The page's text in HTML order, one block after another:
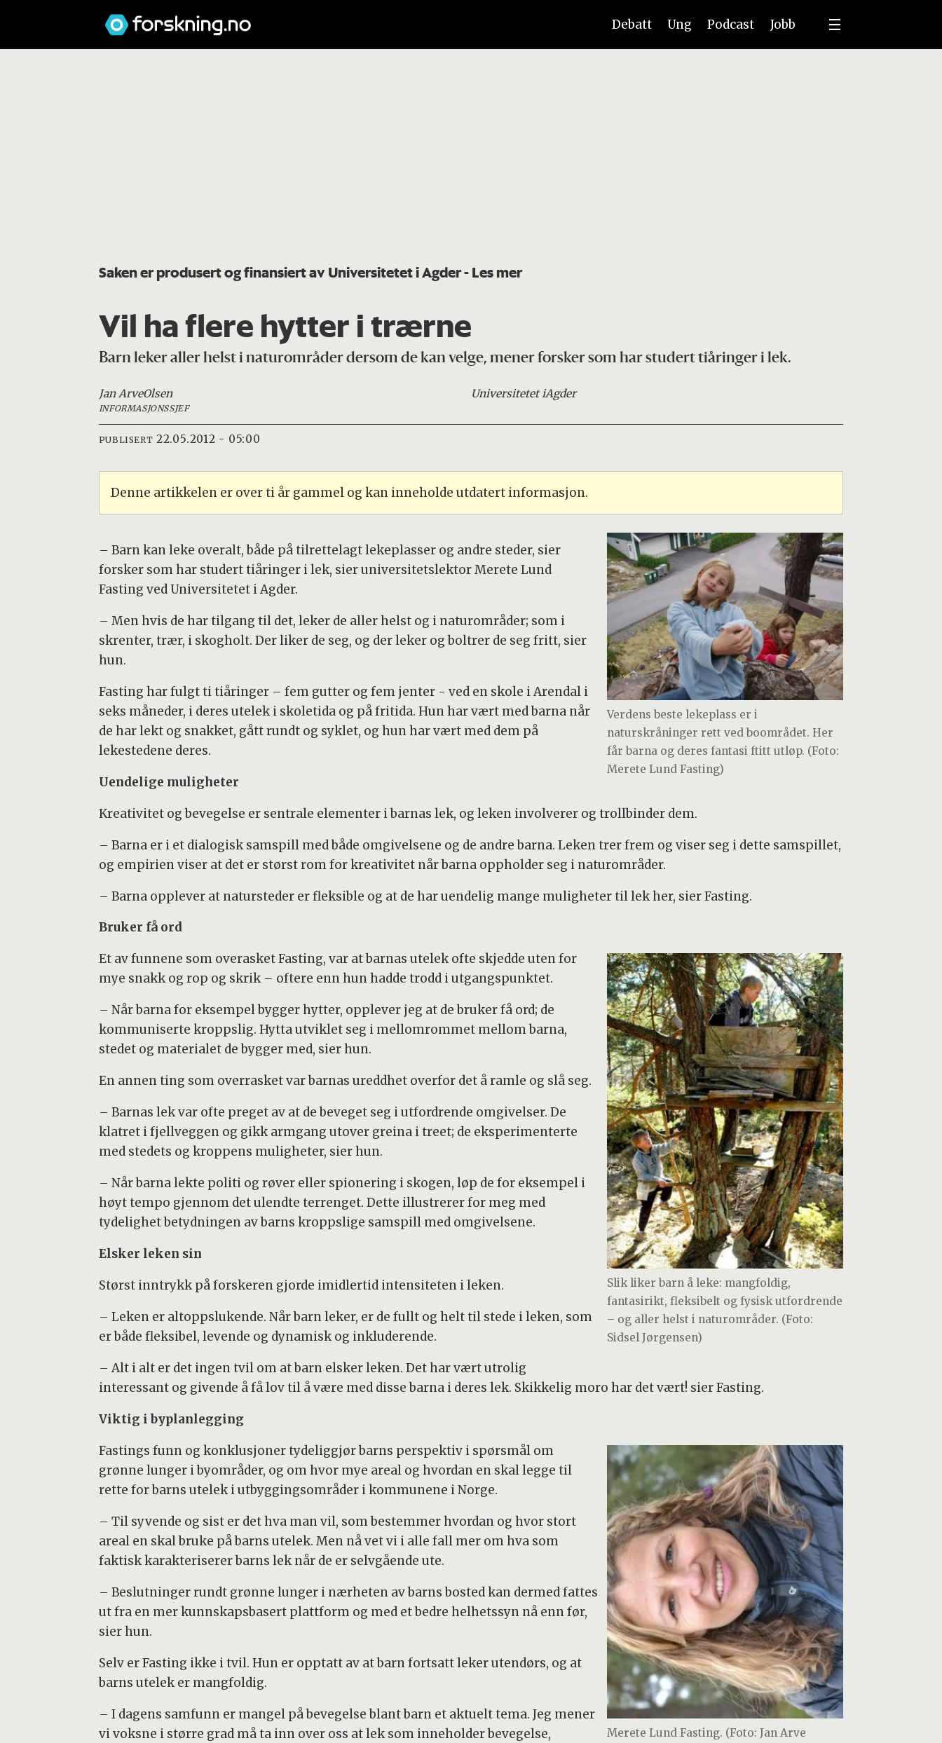
Debatt Ung Podcast Jobb
Saken er produsert og finansiert av Universitetet i Agder- Les mer
Vil ha flere hytter i trærne
Barn leker aller helst i naturområder dersom de kan velge, mener forsker som har studert tiåringer i lek.
Jan ArveOlsen
INFORMASJONSSJEF
Universitetet iAgder
PUBLISERT 22.05.2012 - 05:00
Denne artikkelen er over ti år gammel og kan inneholde utdatert informasjon.
Verdens beste lekeplass er i
naturskråninger rett ved boområdet. Her
får barna og deres fantasi ftitt utløp. (Foto:
Merete Lund Fasting)
– Barn kan leke overalt, både på tilrettelagt lekeplasser og andre steder, sier
forsker som har studert tiåringer i lek, sier universitetslektor Merete Lund
Fasting ved Universitetet i Agder.
– Men hvis de har tilgang til det, leker de aller helst og i naturområder; som i
skrenter, trær, i skogholt. Der liker de seg, og der leker og boltrer de seg fritt, sier
hun.
Fasting har fulgt ti tiåringer – fem gutter og fem jenter - ved en skole i Arendal i
seks måneder, i deres utelek i skoletida og på fritida. Hun har vært med barna når
de har lekt og snakket, gått rundt og syklet, og hun har vært med dem på
lekestedene deres.
Uendelige muligheter
Kreativitet og bevegelse er sentrale elementer i barnas lek, og leken involverer og trollbinder dem.
– Barna er i et dialogisk samspill med både omgivelsene og de andre barna. Leken trer frem og viser seg i dette samspillet,
og empirien viser at det er størst rom for kreativitet når barna oppholder seg i naturområder.
– Barna opplever at natursteder er fleksible og at de har uendelig mange muligheter til lek her, sier Fasting.
Bruker få ord
Slik liker barn å leke: mangfoldig,
fantasirikt, fleksibelt og fysisk utfordrende
– og aller helst i naturområder. (Foto:
Sidsel Jørgensen)
Et av funnene som overasket Fasting, var at barnas utelek ofte skjedde uten for
mye snakk og rop og skrik – oftere enn hun hadde trodd i utgangspunktet.
– Når barna for eksempel bygger hytter, opplever jeg at de bruker få ord; de
kommuniserte kroppslig. Hytta utviklet seg i mellomrommet mellom barna,
stedet og materialet de bygger med, sier hun.
En annen ting som overrasket var barnas ureddhet overfor det å ramle og slå seg.
– Barnas lek var ofte preget av at de beveget seg i utfordrende omgivelser. De
klatret i fjellveggen og gikk armgang utover greina i treet; de eksperimenterte
med stedets og kroppens muligheter, sier hun.
– Når barna lekte politi og røver eller spionering i skogen, løp de for eksempel i
høyt tempo gjennom det ulendte terrenget. Dette illustrerer for meg med
tydelighet betydningen av barns kroppslige samspill med omgivelsene.
Elsker leken sin
Størst inntrykk på forskeren gjorde imidlertid intensiteten i leken.
– Leken er altoppslukende. Når barn leker, er de fullt og helt til stede i leken, som
er både fleksibel, levende og dynamisk og inkluderende.
– Alt i alt er det ingen tvil om at barn elsker leken. Det har vært utrolig
interessant og givende å få lov til å være med disse barna i deres lek. Skikkelig moro har det vært! sier Fasting.
Viktig i byplanlegging
Merete Lund Fasting. (Foto: Jan Arve
Fastings funn og konklusjoner tydeliggjør barns perspektiv i spørsmål om
grønne lunger i byområder, og om hvor mye areal og hvordan en skal legge til
rette for barns utelek i utbyggingsområder i kommunene i Norge.
– Til syvende og sist er det hva man vil, som bestemmer hvordan og hvor stort
areal en skal bruke på barns utelek. Men nå vet vi i alle fall mer om hva som
faktisk karakteriserer barns lek når de er selvgående ute.
– Beslutninger rundt grønne lunger i nærheten av barns bosted kan dermed fattes
ut fra en mer kunnskapsbasert plattform og med et bedre helhetssyn nå enn før,
sier hun.
Selv er Fasting ikke i tvil. Hun er opptatt av at barn fortsatt leker utendørs, og at
barns utelek er mangfoldig.
– I dagens samfunn er mangel på bevegelse blant barn et aktuelt tema. Jeg mener
vi voksne i større grad må ta inn over oss at lek som inneholder bevegelse,